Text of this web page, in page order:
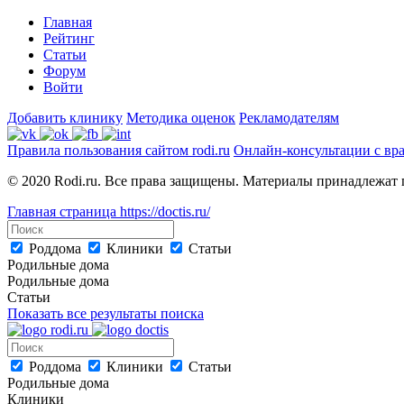
Главная
Рейтинг
Статьи
Форум
Войти
Добавить клинику Методика оценок Рекламодателям
Правила пользования сайтом rodi.ru Онлайн-консультации с
© 2020 Rodi.ru. Все права защищены. Материалы принадлежат
Главная страница https://doctis.ru/
Роддома Клиники
Статьи
Родильные дома
Родильные дома
Статьи
Показать все результаты поиска
Роддома Клиники
Статьи
Родильные дома
Клиники